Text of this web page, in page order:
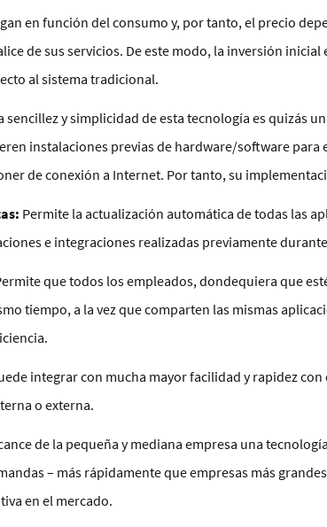
en función del consumo y, por tanto, el precio
de sus servicios. De este modo, la inversión
al sistema tradicional.
sencillez y simplicidad de esta tecnología es quizás
instalaciones previas de hardware/software para
de conexión a Internet. Por tanto, su
Permite la actualización automática de todas las
e integraciones realizadas previamente
que todos los empleados, dondequiera que
tiempo, a la vez que comparten las mismas
integrar con mucha mayor facilidad y rapidez
o externa.
de la pequeña y mediana empresa una
– más rápidamente que empresas más
en el mercado.